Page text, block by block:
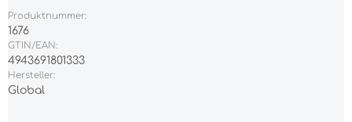
Produktnummer:
1676
GTIN/EAN:
4943691801333
Hersteller:
Global